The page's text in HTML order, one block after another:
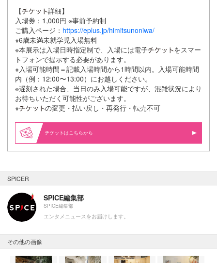
【
詳細】
入場券：1,000円 ※事前予約制
ご購入ページ： https://eplus.jp/himitsunoniwa/
※6歳未満未就学児入場無料
※本展示は入場日時指定制で、入場には電子
をスマー
トフォンで提示する必要があります。
※入場可能時間＝記載入場時間から1時間以内。入場可能時間
内（例：12:00〜13:00）にお越しください。
※遅刻された場合、当日のみ入場可能ですが、混雑状況により
お待ちいただく可能性がございます。
※
の変更・払い戻し・再発行・転売不可
はこちらから
SPICER
SPICE編集部
SPICE編集部
エンタメニュースをお届けします。
その他の画像